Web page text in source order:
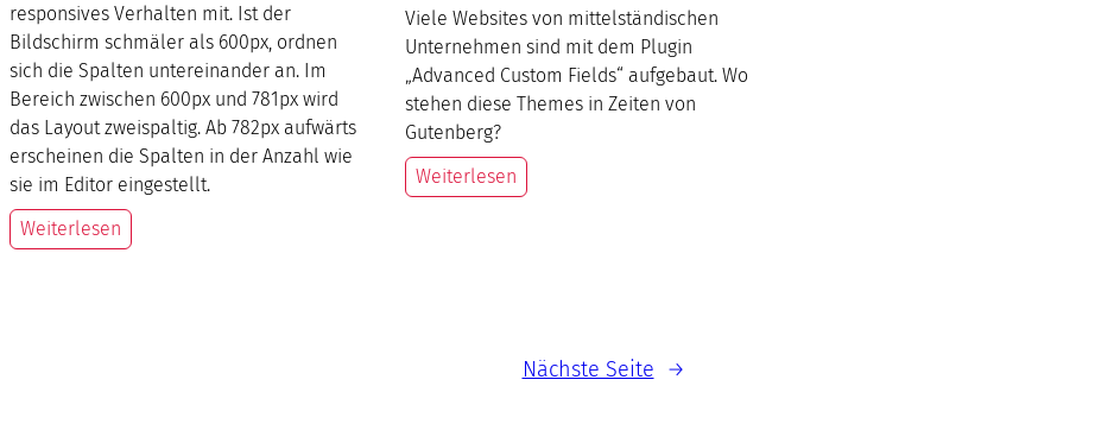
responsives Verhalten mit. Ist der
Bildschirm schmäler als 600px, ordnen
sich die Spalten untereinander an. Im
Bereich zwischen 600px und 781px wird
das Layout zweispaltig. Ab 782px aufwärts
erscheinen die Spalten in der Anzahl wie
sie im Editor eingestellt.
Weiterlesen
Viele Websites von mittelständischen
Unternehmen sind mit dem Plugin
„Advanced Custom Fields“ aufgebaut. Wo
stehen diese Themes in Zeiten von
Gutenberg?
Weiterlesen
Nächste Seite →